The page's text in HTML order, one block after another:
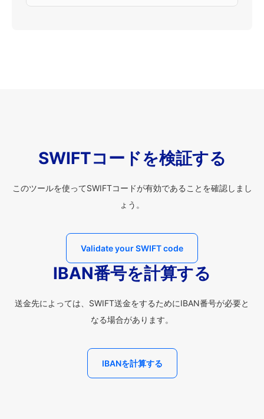
SWIFTコードを検証する
このツールを使ってSWIFTコードが有効であることを確認しまし
ょう。
Validate your SWIFT code
IBAN番号を計算する
送金先によっては、SWIFT送金をするためにIBAN番号が必要と
なる場合があります。
IBANを計算する